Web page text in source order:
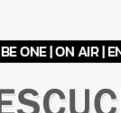
BE ONE | ON AIR |